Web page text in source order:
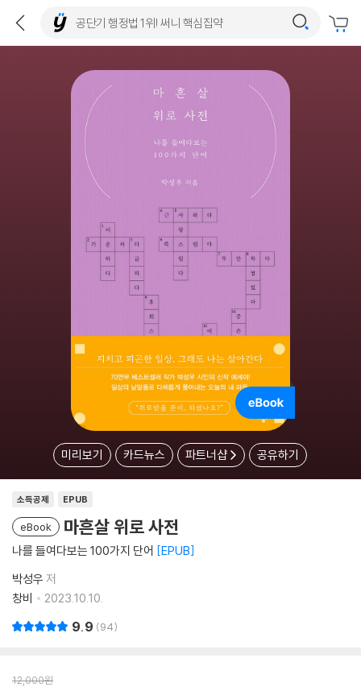
미리보기 카드뉴스 파트너샵 공유하기
소득공제 EPUB
eBook 마흔살 위로 사전
나를 들여다보는 100가지 단어 EPUB
박성우 저
창비
2023.10.10.
9.9 94
12,000원